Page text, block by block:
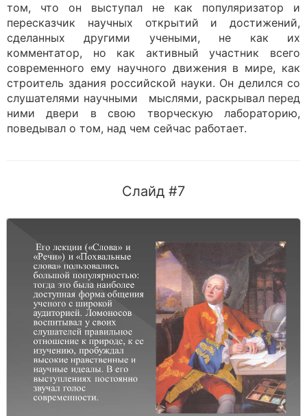
том, что он выступал не как популяризатор и
пересказчик научных открытий и достижений,
сделанных другими учеными, не как их
комментатор, но как активный участник всего
современного ему научного движения в мире, как
строитель здания российской науки. Он делился со
слушателями научными мыслями, раскрывал перед
ними двери в свою творческую лабораторию,
поведывал о том, над чем сейчас работает.
Слайд #7